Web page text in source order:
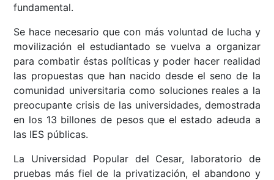
fundamental.
Se hace necesario que con más voluntad de lucha y
movilización el estudiantado se vuelva a organizar
para combatir éstas políticas y poder hacer realidad
las propuestas que han nacido desde el seno de la
comunidad universitaria como soluciones reales a la
preocupante crisis de las universidades, demostrada
en los 13 billones de pesos que el estado adeuda a
las IES públicas.
La Universidad Popular del Cesar, laboratorio de
pruebas más fiel de la privatización, el abandono y